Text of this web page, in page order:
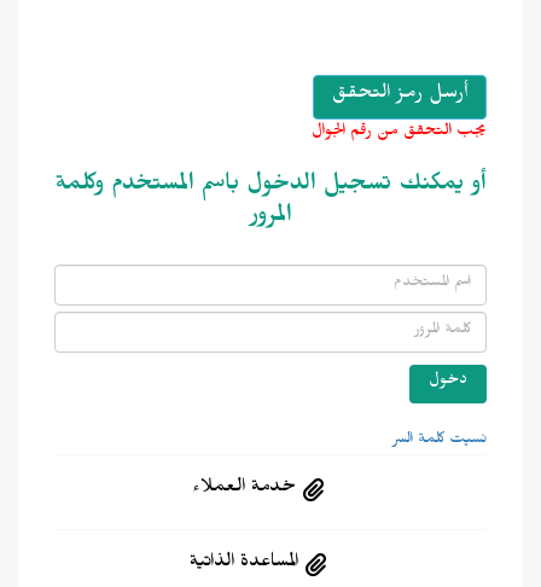
التحقق من رقم الجوال
يمكنك تسجيل الدخول باسم المستخدم وكلمة
كلمة السر
خدمة العملاء
المساعدة الذاتية